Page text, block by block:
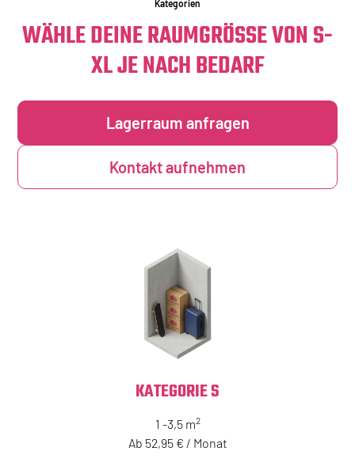
Kategorien
WÄHLE DEINE RAUMGRÖSSE VON S-X
L JE NACH BEDARF
Lagerraum anfragen
Kontakt aufnehmen
KATEGORIE S
1 -3,5 m2
Ab 52,95 € / Monat